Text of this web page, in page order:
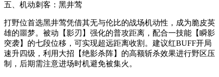
五、机动刺客：黑井莺
打野位首选黑井莺凭借其无与伦比的战场机动性，成为脆皮英
雄的噩梦。被动【影刃】强化的普攻距离，配合一技能【瞬影
突袭】的七段位移，可实现超远距离收割。建议红BUFF开局
速升四级，利用大招【绝影杀阵】的高额斩杀效果进行野区压
制，后期需注意进场时机避免被集火。